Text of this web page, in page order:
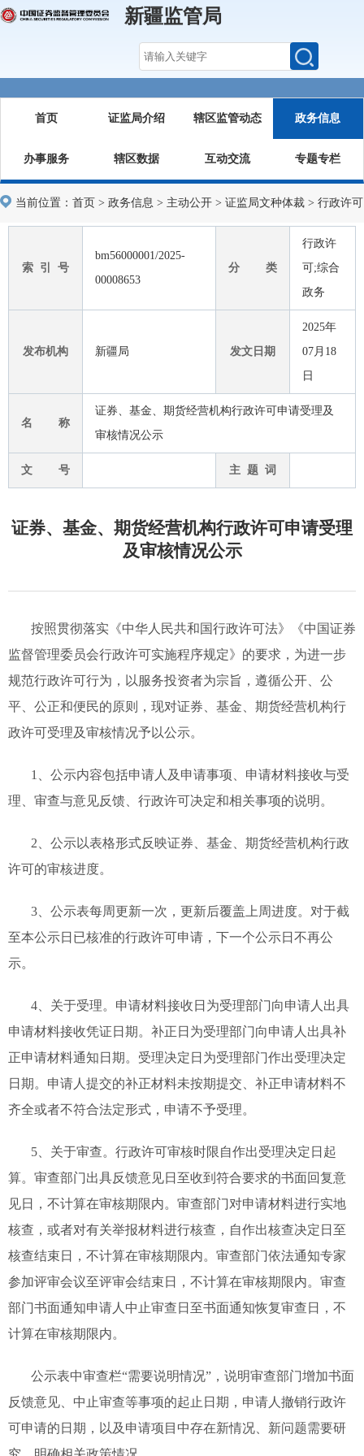
新疆监管局
首页 证监局介绍 辖区监管动态 政务信息
办事服务 辖区数据 互动交流 专题专栏
当前位置： 首页 > 政务信息 > 主动公开 > 证监局文种体裁 > 行政许可
索 引 号
bm56000001/2025-
00008653
分 类
行政许
可;综合
政务
发布机构 新疆局 发文日期
2025年
07月18
日
名 称
证券、基金、期货经营机构行政许可申请受理及
审核情况公示
文 号 主 题 词
证券、基金、期货经营机构行政许可申请受理
及审核情况公示
按照贯彻落实《中华人民共和国行政许可法》《中国证券
监督管理委员会行政许可实施程序规定》的要求，为进一步
规范行政许可行为，以服务投资者为宗旨，遵循公开、公
平、公正和便民的原则，现对证券、基金、期货经营机构行
政许可受理及审核情况予以公示。
1、公示内容包括申请人及申请事项、申请材料接收与受
理、审查与意见反馈、行政许可决定和相关事项的说明。
2、公示以表格形式反映证券、基金、期货经营机构行政
许可的审核进度。
3、公示表每周更新一次，更新后覆盖上周进度。对于截
至本公示日已核准的行政许可申请，下一个公示日不再公
示。
4、关于受理。申请材料接收日为受理部门向申请人出具
申请材料接收凭证日期。补正日为受理部门向申请人出具补
正申请材料通知日期。受理决定日为受理部门作出受理决定
日期。申请人提交的补正材料未按期提交、补正申请材料不
齐全或者不符合法定形式，申请不予受理。
5、关于审查。行政许可审核时限自作出受理决定日起
算。审查部门出具反馈意见日至收到符合要求的书面回复意
见日，不计算在审核期限内。审查部门对申请材料进行实地
核查，或者对有关举报材料进行核查，自作出核查决定日至
核查结束日，不计算在审核期限内。审查部门依法通知专家
参加评审会议至评审会结束日，不计算在审核期限内。审查
部门书面通知申请人中止审查日至书面通知恢复审查日，不
计算在审核期限内。
公示表中审查栏“需要说明情况”，说明审查部门增加书面
反馈意见、中止审查等事项的起止日期，申请人撤销行政许
可申请的日期，以及申请项目中存在新情况、新问题需要研